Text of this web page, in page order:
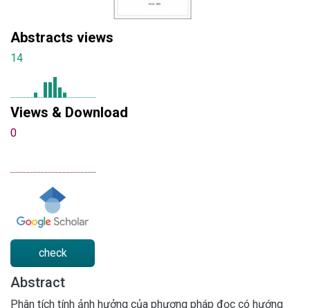
Abstracts views
14
Views & Download
0
check
Abstract
Phân tích tính ảnh hưởng của phương pháp đọc có hướng